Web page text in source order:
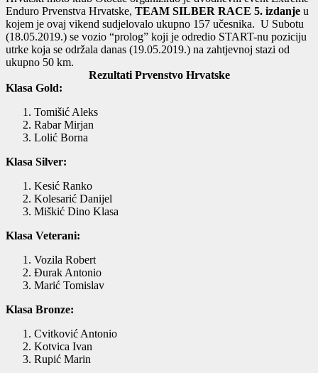
Enduro Prvenstva Hrvatske, TEAM SILBER RACE 5. izdanje u
kojem je ovaj vikend sudjelovalo ukupno 157 učesnika. U Subotu
(18.05.2019.) se vozio “prolog” koji je odredio START-nu poziciju
utrke koja se održala danas (19.05.2019.) na zahtjevnoj stazi od
ukupno 50 km.
Rezultati Prvenstvo Hrvatske
Klasa Gold:
Tomišić Aleks
Rabar Mirjan
Lolić Borna
Klasa Silver:
Kesić Ranko
Kolesarić Danijel
Miškić Dino Klasa
Klasa Veterani:
Vozila Robert
Đurak Antonio
Marić Tomislav
Klasa Bronze:
Cvitković Antonio
Kotvica Ivan
Rupić Marin